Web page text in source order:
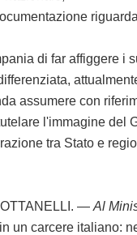
di far affiggere i
con
l'immagine
tra Stato e
— Al
carcere italiano: